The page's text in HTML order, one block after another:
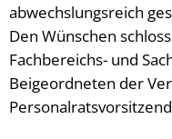
abwechslungsreich
Den Wünschen
Fachbereichs- und
Beigeordneten der